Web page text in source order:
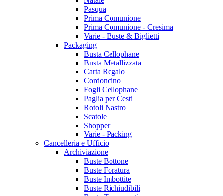
Pasqua
Prima Comunione
Prima Comunione - Cresima
Varie - Buste & Biglietti
Packaging
Busta Cellophane
Busta Metallizzata
Carta Regalo
Cordoncino
Fogli Cellophane
Paglia per Cesti
Rotoli Nastro
Scatole
Shopper
Varie - Packing
Cancelleria e Ufficio
Archiviazione
Buste Bottone
Buste Foratura
Buste Imbottite
Buste Richiudibili